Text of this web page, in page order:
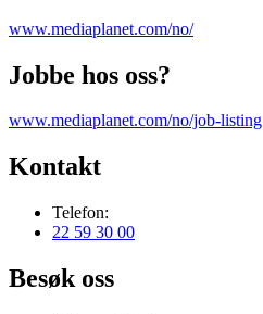
www.mediaplanet.com/no/
Jobbe hos oss?
www.mediaplanet.com/no/job-listing
Kontakt
Telefon:
22 59 30 00
Besøk oss